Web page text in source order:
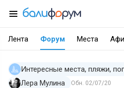
Лента Форум Места
Интересные места, пляжи,
Лера Мулина
Обн. 02/07/20